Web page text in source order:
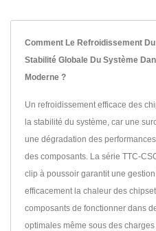
Comment Le Refroidissement
Stabilité Globale Du Système
Moderne ?
Un refroidissement efficace des
la stabilité du système, car une
une dégradation des
des composants. La série TTC-
clip à poussoir garantit une
efficacement la chaleur des
composants de fonctionner dans
optimales même sous des